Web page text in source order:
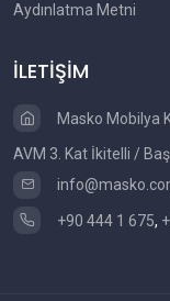
Aydınlatma Metni
İLETİŞİM
Masko Mobilya
AVM 3. Kat İkitelli /
+90 444 1 675,